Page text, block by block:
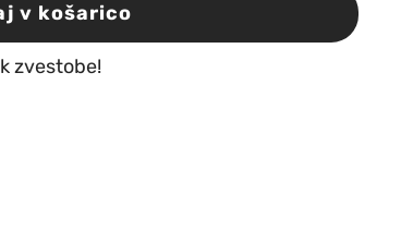
v košarico
zvestobe!